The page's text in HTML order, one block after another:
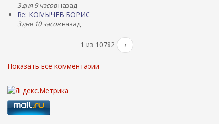
3 дня 9 часовназад
Re: КОМЫЧЕВ БОРИС
3 дня 10 часовназад
1 из 10782 ›
Показать все комментарии